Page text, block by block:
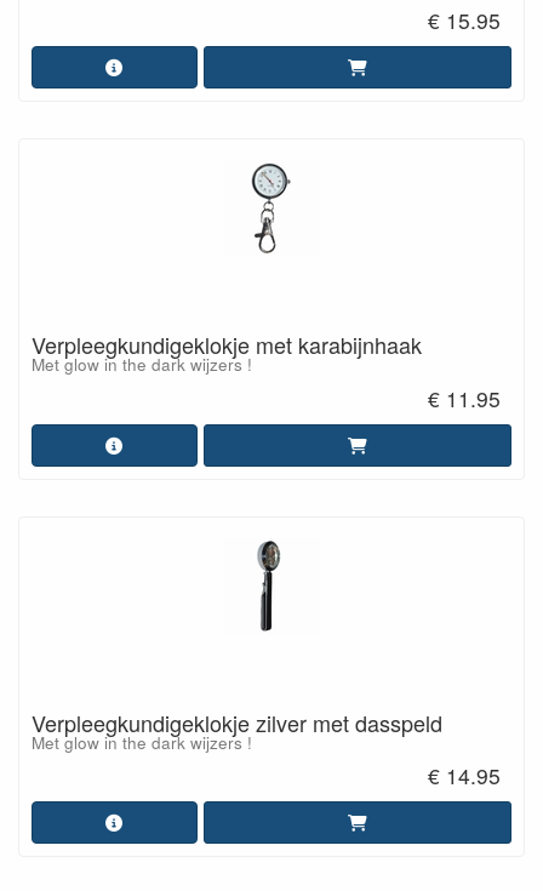
€ 15.95
Verpleegkundigeklokje met karabijnhaak
Met glow in the dark wijzers !
€ 11.95
Verpleegkundigeklokje zilver met dasspeld
Met glow in the dark wijzers !
€ 14.95